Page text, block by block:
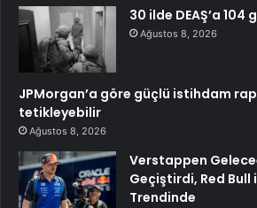
30 ilde DEAŞ’a 104
Ağustos 8, 2026
JPMorgan’a göre güçlü istihdam
tetikleyebilir
Ağustos 8, 2026
Verstappen
Geçiştirdi, Red Bull
Trendinde